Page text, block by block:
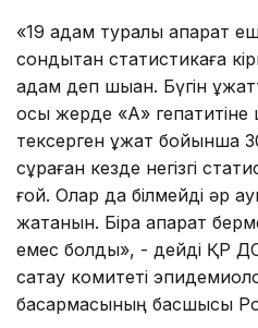
«19 адам туралы ақпарат
сондықтан статистикаға
адам деп шыққан. Бүгін
осы жерде «А» гепатитіне
тексерген құжат бойынша
сұраған кезде негізгі
ғой. Олар да білмейді әр
жатқанын. Бірақ ақпарат
емес болды», - дейді ҚР
сақтау комитеті
басқармасының басшысы